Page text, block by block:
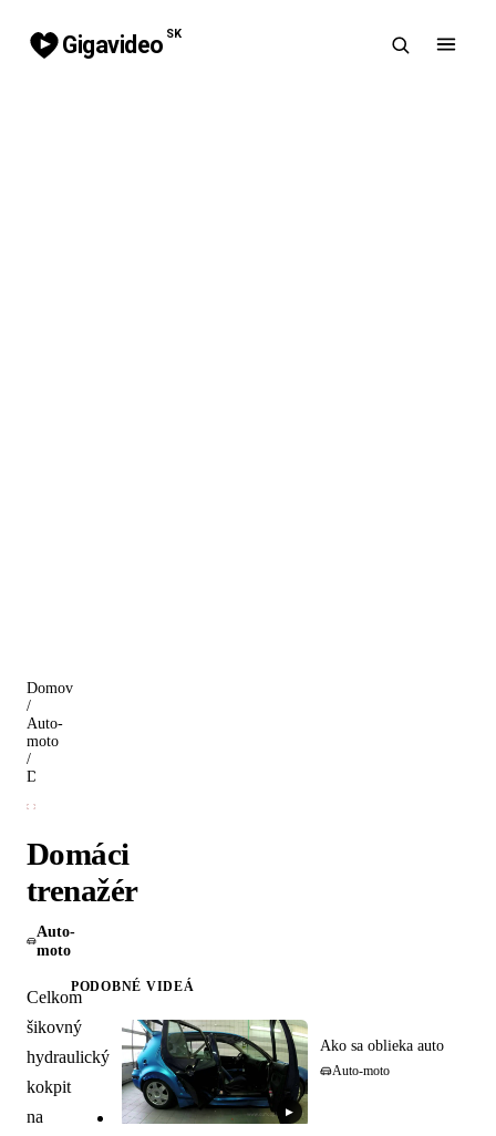
Gigavideo SK
Domov
/
Auto-
moto
/
Domáci
trenažér
Auto-
moto
Celkom
šikovný
hydraulický
kokpit
na
PODOBNÉ VIDEÁ
▶
Ako sa oblieka auto
Auto-moto